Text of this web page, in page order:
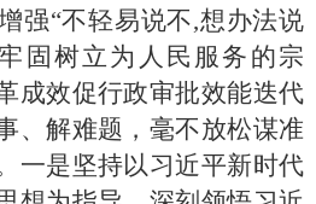
强“不轻易说不,想办法说
固树立为人民服务的宗
成效促行政审批效能迭代
、解难题，毫不放松谋准
一是坚持以习近平新时代